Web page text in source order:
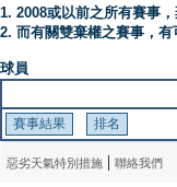
1. 2008或以前之所有賽事，
2. 而有關雙棄權之賽事，
球員